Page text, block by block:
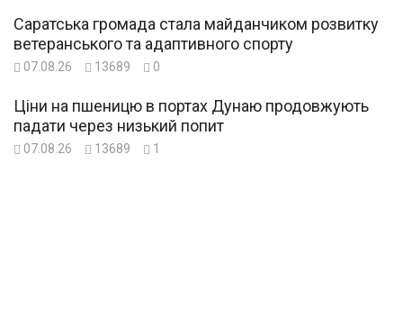
Саратська громада стала майданчиком розвитку
ветеранського та адаптивного спорту
07.08.26 13689 0
Ціни на пшеницю в портах Дунаю продовжують
падати через низький попит
07.08.26 13689 1